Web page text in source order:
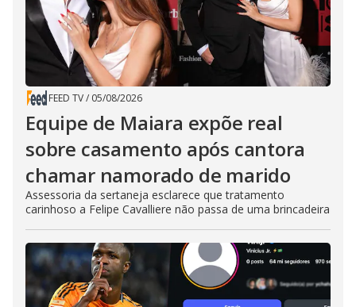
FEED TV/ 05/08/2026
Equipe de Maiara expõe real
sobre casamento após cantora
chamar namorado de marido
Assessoria da sertaneja esclarece que tratamento
carinhoso a Felipe Cavalliere não passa de uma brincadeira